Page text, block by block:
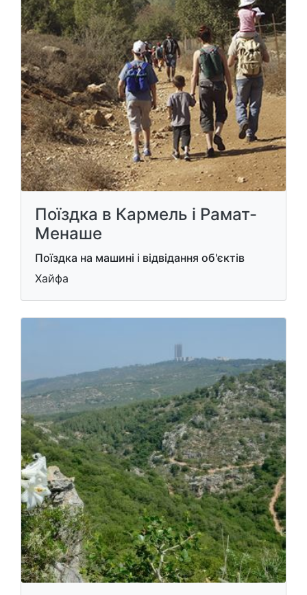
Поїздка в Кармель і Рамат-
Менаше
Поїздка на машині і відвідання об'єктів
Хайфа